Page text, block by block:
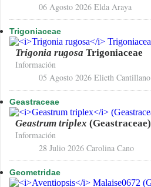
06 Agosto 2026 Elda Araya
Trigoniaceae
Trigonia rugosa Trigoniaceae
Información
05 Agosto 2026 Elieth Cantillano
Geastraceae
Geastrum triplex (Geastraceae)
Información
28 Julio 2026 Carolina Cano
Geometridae